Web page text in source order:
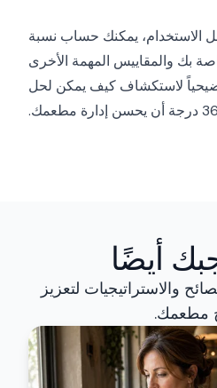
الاستخدام، يمكنك حساب نسبة
بك والمقاييس المهمة الأخرى
لاستكشاف كيف يمكن لحل
أيضًا
والاستراتيجيات لتعزيز
مطعمك.